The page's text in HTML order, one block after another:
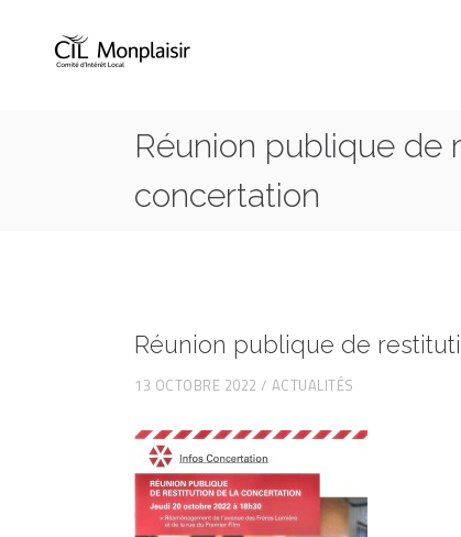
Réunion publique de
concertation
Réunion publique de
13 OCTOBRE 2022 ACTUALITÉS